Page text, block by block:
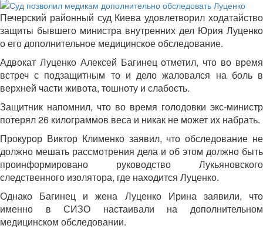
Печерский районный суд Киева удовлетворил ходатайство
защиты бывшего министра внутренних дел Юрия Луценко
о его дополнительное медицинское обследование.
Адвокат Луценко Алексей Багинец отметил, что во время
встреч с подзащитным то и дело жаловался на боль в
верхней части живота, тошноту и слабость.
Защитник напомнил, что во время голодовки экс-министр
потерял 26 килограммов веса и никак не может их набрать.
Прокурор Виктор Клименко заявил, что обследование не
должно мешать рассмотрения дела и об этом должно быть
проинформировано руководство Лукьяновского
следственного изолятора, где находится Луценко.
Однако Багинец и жена Луценко Ирина заявили, что
именно в СИЗО настаивали на дополнительном
медицинском обследовании.